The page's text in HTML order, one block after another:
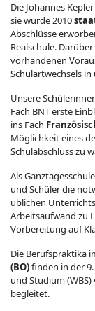
Die Johannes
sie wurde 2010
Abschlüsse
Realschule.
vorhandenen
Schulartwechsels
Unsere
Fach BNT erste
ins Fach
Möglichkeit eines
Schulabschluss zu
Als
und Schüler die
üblichen
Arbeitsaufwand zu
Vorbereitung auf
Die Berufspraktika
(BO)finden in der
und Studium
begleitet.